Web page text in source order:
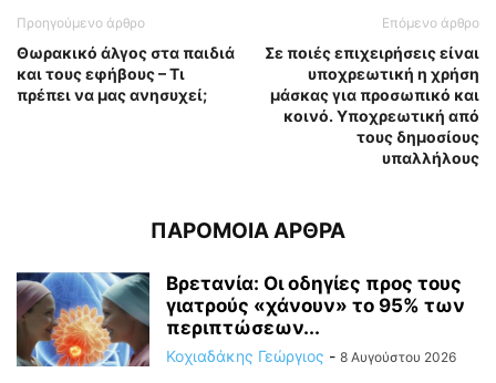
Προηγούμενο άρθρο
Θωρακικό άλγος στα παιδιά
και τους εφήβους – Τι
πρέπει να μας ανησυχεί;
Επόμενο άρθρο
Σε ποιές επιχειρήσεις είναι
υποχρεωτική η χρήση
μάσκας για προσωπικό και
κοινό. Υποχρεωτική από
τους δημοσίους
υπαλλήλους
ΠΑΡΟΜΟΙΑ ΑΡΘΡΑ
Βρετανία: Οι οδηγίες προς τους
γιατρούς «χάνουν» το 95% των
περιπτώσεων...
Κοχιαδάκης Γεώργιος - 8 Αυγούστου 2026